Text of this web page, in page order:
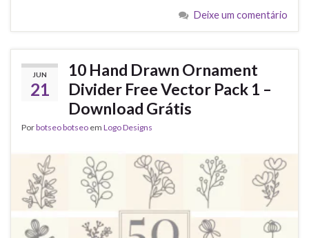
Deixe um comentário
JUN
21
10 Hand Drawn Ornament
Divider Free Vector Pack 1 –
Download Grátis
Porbotseo botseo em Logo Designs